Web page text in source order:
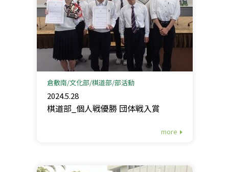
倉敷南 文化部 棋道部 部活動
2024.5.28
棋道部_個人戦優勝 団体戦入賞
more